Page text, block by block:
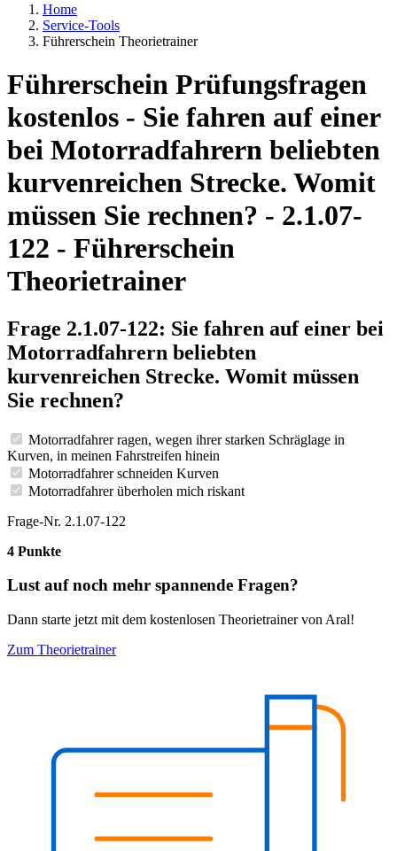
Home
Service-Tools
Führerschein Theorietrainer
Führerschein Prüfungsfragen
kostenlos - Sie fahren auf einer
bei Motorradfahrern beliebten
kurvenreichen Strecke. Womit
müssen Sie rechnen? - 2.1.07-
122 - Führerschein
Theorietrainer
Frage 2.1.07-122: Sie fahren auf einer bei
Motorradfahrern beliebten
kurvenreichen Strecke. Womit müssen
Sie rechnen?
Motorradfahrer ragen, wegen ihrer starken Schräglage in
Kurven, in meinen Fahrstreifen hinein
Motorradfahrer schneiden Kurven
Motorradfahrer überholen mich riskant
Frage-Nr. 2.1.07-122
4 Punkte
Lust auf noch mehr spannende Fragen?
Dann starte jetzt mit dem kostenlosen Theorietrainer von Aral!
Zum Theorietrainer